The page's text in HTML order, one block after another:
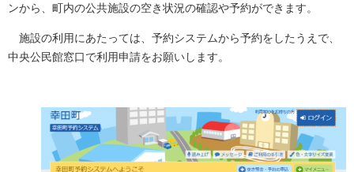
ンから、町内の公共施設の空き状況の確認や予約ができます。
施設の利用にあたっては、予約システムから予約をしたうえで、
中央公民館窓口で利用申請をお願いします。